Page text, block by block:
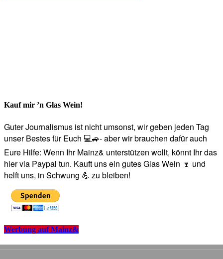
Kauf mir ’n Glas Wein!
Guter Journalismus ist nicht umsonst, wir geben jeden Tag
unser Bestes für Euch 💻🚙- aber wir brauchen dafür auch
Eure Hilfe: Wenn Ihr Mainz& unterstützen wollt, könnt Ihr das
hier via Paypal tun. Kauft uns ein gutes Glas Wein 🍷 und
helft uns, in Schwung 💪 zu bleiben!
Werbung auf Mainz&